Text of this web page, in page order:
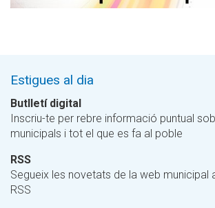
Estigues al dia
Butlletí digital
Inscriu-te per rebre informació puntual
municipals i tot el que es fa al poble
RSS
Segueix les novetats de la web municipal
RSS